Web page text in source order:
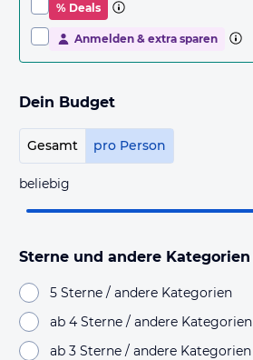
% Deals
Anmelden & extra sparen
Dein Budget
Gesamt pro Person
beliebig
Sterne und andere Kategorien
5 Sterne / andere Kategorien
ab 4 Sterne / andere Kategorien
ab 3 Sterne / andere Kategorien